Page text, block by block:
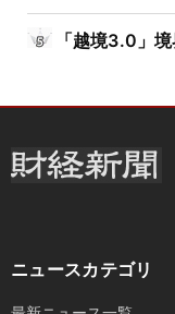
「越境3.0」
ニュースカテゴリ